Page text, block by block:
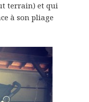
terrain) et qui
à son pliage